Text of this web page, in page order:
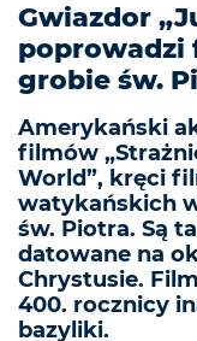
Gwiazdor
poprowadzi
grobie św.
Amerykański
filmów
World”, kręci
watykańskich
św. Piotra. Są
datowane na
Chrystusie.
400. rocznicy
bazyliki.